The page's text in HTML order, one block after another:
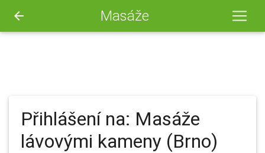
arrow_back Masáže
Přihlášení na: Masáže
lávovými kameny (Brno)